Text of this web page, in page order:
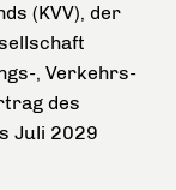
(KVV), der
, Verkehrs-
des
Juli 2029